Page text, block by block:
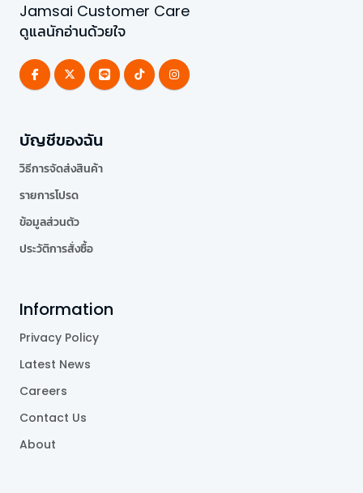
Jamsai Customer Care
ดูแลนักอ่านด้วยใจ
บัญชีของฉัน
วิธีการจัดส่งสินค้า
รายการโปรด
ข้อมูลส่วนตัว
ประวัติการสั่งซื้อ
Information
Privacy Policy
Latest News
Careers
Contact Us
About